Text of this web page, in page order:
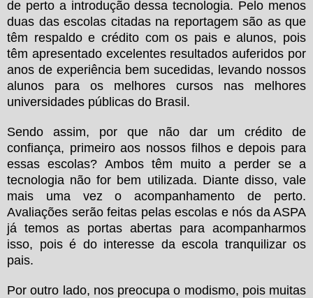
de perto a introdução dessa tecnologia. Pelo menos
duas das escolas citadas na reportagem são as que
têm respaldo e crédito com os pais e alunos, pois
têm apresentado excelentes resultados auferidos por
anos de experiência bem sucedidas, levando nossos
alunos para os melhores cursos nas melhores
universidades públicas do Brasil.
Sendo assim, por que não dar um crédito de
confiança, primeiro aos nossos filhos e depois para
essas escolas? Ambos têm muito a perder se a
tecnologia não for bem utilizada. Diante disso, vale
mais uma vez o acompanhamento de perto.
Avaliações serão feitas pelas escolas e nós da ASPA
já temos as portas abertas para acompanharmos
isso, pois é do interesse da escola tranquilizar os
pais.
Por outro lado, nos preocupa o modismo, pois muitas